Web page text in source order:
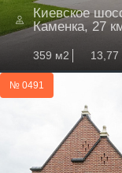
Киевское
Каменка, 27
359 м2 13,77
№ 0491